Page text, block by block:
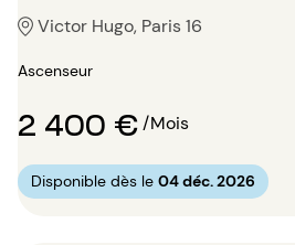
Victor Hugo, Paris 16
Ascenseur
2 400 €/Mois
Disponible dès le 04 déc. 2026